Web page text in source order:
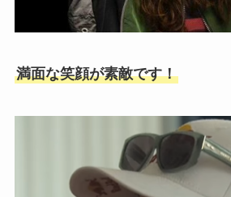
満面な笑顔が素敵です！